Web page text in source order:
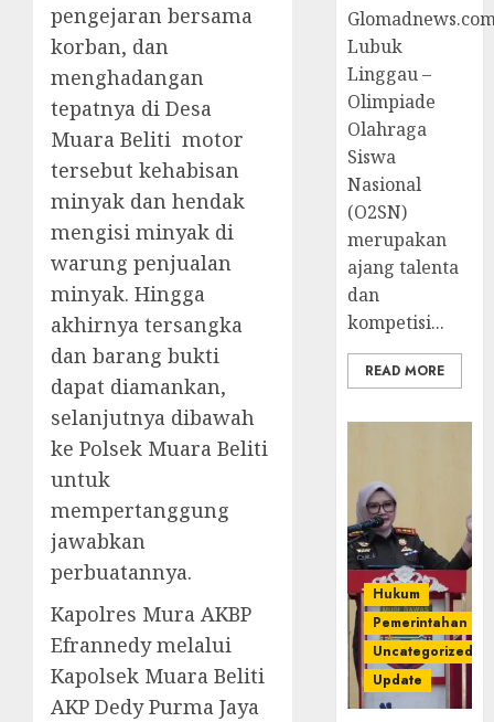
pengejaran bersama
korban, dan
menghadangan
tepatnya di Desa
Muara Beliti motor
tersebut kehabisan
minyak dan hendak
mengisi minyak di
warung penjualan
minyak. Hingga
akhirnya tersangka
dan barang bukti
dapat diamankan,
selanjutnya dibawah
ke Polsek Muara Beliti
untuk
mempertanggung
jawabkan
perbuatannya.
Kapolres Mura AKBP
Efrannedy melalui
Kapolsek Muara Beliti
AKP Dedy Purma Jaya
Lubuk
Linggau –
Olimpiade
Olahraga
Siswa
Nasional
(O2SN)
merupakan
ajang talenta
dan
kompetisi...
READ MORE
Hukum
Pemerintahan
Uncategorized
Update